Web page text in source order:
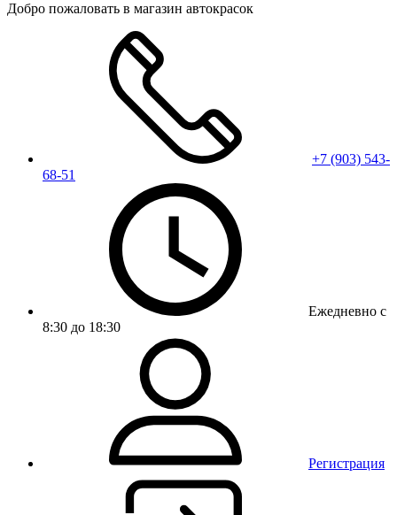
Добро пожаловать в магазин автокрасок
+7 (903) 543-
68-51
Ежедневно с
8:30 до 18:30
Регистрация